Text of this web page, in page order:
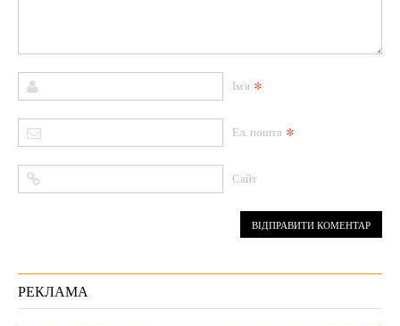
Ім'я *
Ел. пошта *
Сайт
РЕКЛАМА